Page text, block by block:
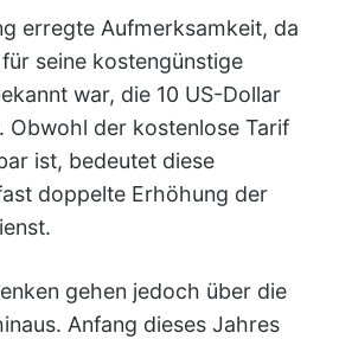
erregte Aufmerksamkeit, da
seine kostengünstige
war, die 10 US-Dollar
Obwohl der kostenlose Tarif
ist, bedeutet diese
doppelte Erhöhung der
gehen jedoch über die
Anfang dieses Jahres